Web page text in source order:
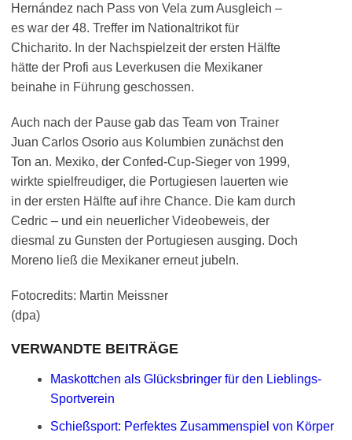
Hernández nach Pass von Vela zum Ausgleich –
es war der 48. Treffer im Nationaltrikot für
Chicharito. In der Nachspielzeit der ersten Hälfte
hätte der Profi aus Leverkusen die Mexikaner
beinahe in Führung geschossen.
Auch nach der Pause gab das Team von Trainer
Juan Carlos Osorio aus Kolumbien zunächst den
Ton an. Mexiko, der Confed-Cup-Sieger von 1999,
wirkte spielfreudiger, die Portugiesen lauerten wie
in der ersten Hälfte auf ihre Chance. Die kam durch
Cedric – und ein neuerlicher Videobeweis, der
diesmal zu Gunsten der Portugiesen ausging. Doch
Moreno ließ die Mexikaner erneut jubeln.
Fotocredits: Martin Meissner
(dpa)
VERWANDTE BEITRÄGE
Maskottchen als Glücksbringer für den Lieblings-
Sportverein
Schießsport: Perfektes Zusammenspiel von Körper